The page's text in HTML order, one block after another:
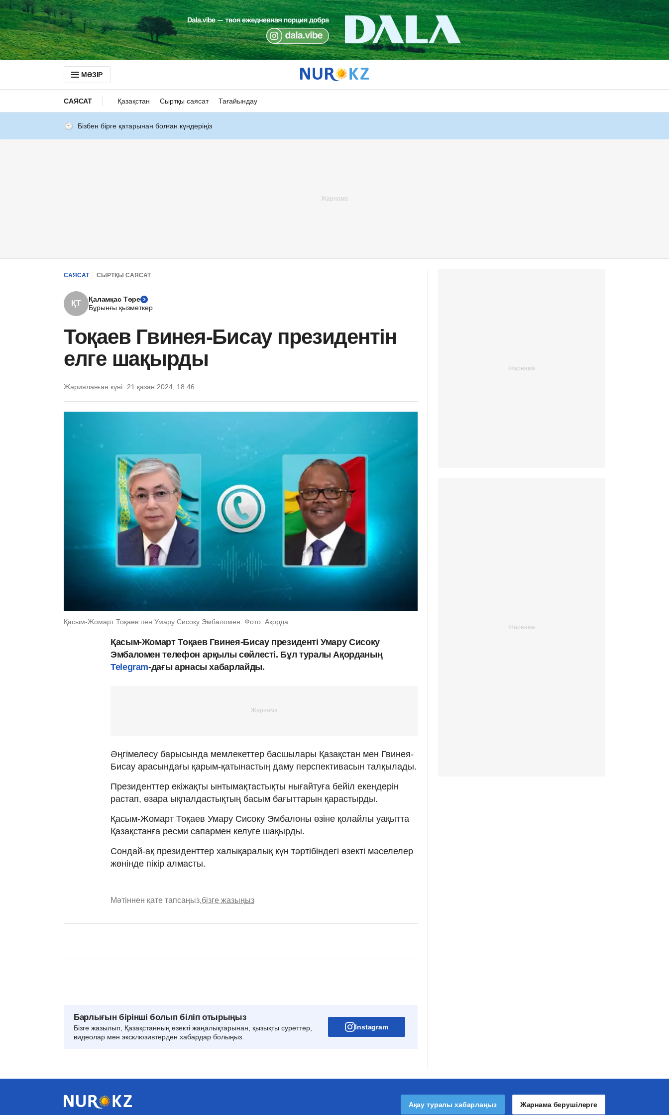
МӘЗІР
САЯСАТ Қазақстан Сыртқы саясат Тағайындау
Бізбен бірге қатарынан болған күндеріңіз
САЯСАТ СЫРТҚЫ САЯСАТ
ҚТ
Қаламқас Төре
Бұрынғы қызметкер
Тоқаев Гвинея-Бисау президентін
елге шақырды
Жарияланған күні: 21 қазан 2024, 18:46
Қасым-Жомарт Тоқаев пен Умару Сисоку Эмбаломен. Фото: Ақорда
Қасым-Жомарт Тоқаев Гвинея-Бисау президенті Умару Сисоку
Эмбаломен телефон арқылы сөйлесті. Бұл туралы Ақорданың
Telegram-дағы арнасы хабарлайды.
Әңгімелесу барысында мемлекеттер басшылары Қазақстан мен Гвинея-
Бисау арасындағы қарым-қатынастың даму перспективасын талқылады.
Президенттер екіжақты ынтымақтастықты нығайтуға бейіл екендерін
растап, өзара ықпалдастықтың басым бағыттарын қарастырды.
Қасым-Жомарт Тоқаев Умару Сисоку Эмбалоны өзіне қолайлы уақытта
Қазақстанға ресми сапармен келуге шақырды.
Сондай-ақ президенттер халықаралық күн тәртібіндегі өзекті мәселелер
жөнінде пікір алмасты.
Мәтіннен қате тапсаңыз,бізге жазыңыз
Барлығын бірінші болып біліп отырыңыз
Бізге жазылып, Қазақстанның өзекті жаңалықтарынан, қызықты суреттер,
видеолар мен эксклюзивтерден хабардар болыңыз.
Instagram
Ақау туралы хабарлаңыз Жарнама берушілерге